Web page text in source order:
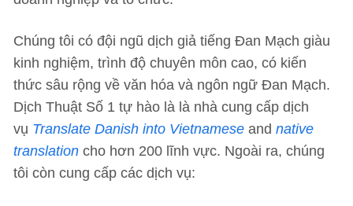
Chúng tôi có đội ngũ dịch giả tiếng Đan Mạch giàu
kinh nghiệm, trình độ chuyên môn cao, có kiến
thức sâu rộng về văn hóa và ngôn ngữ Đan Mạch.
Dịch Thuật Số 1 tự hào là là nhà cung cấp dịch
vụ Translate Danish into Vietnamese and native
translation cho hơn 200 lĩnh vực. Ngoài ra, chúng
tôi còn cung cấp các dịch vụ: